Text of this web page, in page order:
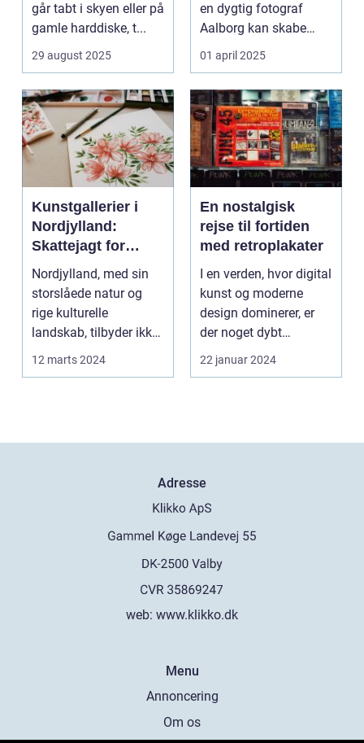
går tabt i skyen eller på
gamle harddiske, t...
29 august 2025
en dygtig fotograf
Aalborg kan skabe
minder, d...
01 april 2025
Kunstgallerier i
Nordjylland:
Skattejagt for
kunstentusiaster
Nordjylland, med sin
storslåede natur og
rige kulturelle
landskab, tilbyder ikke
kun en flugt ...
12 marts 2024
En nostalgisk
rejse til fortiden
med retroplakater
I en verden, hvor digital
kunst og moderne
design dominerer, er
der noget dybt
fascinerende og
drage...
22 januar 2024
Adresse
web: www.klikko.dk
Menu
Annoncering
Om os